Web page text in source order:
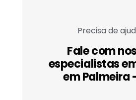
Precisa de
Fale com
especialistas
em Palmeira